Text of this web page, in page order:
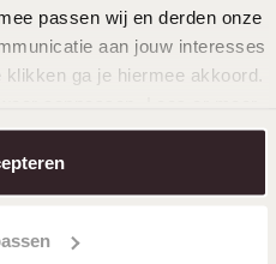
passen wij en derden onze
aan jouw interesses
klikken ga je hiermee akkoord.
auch